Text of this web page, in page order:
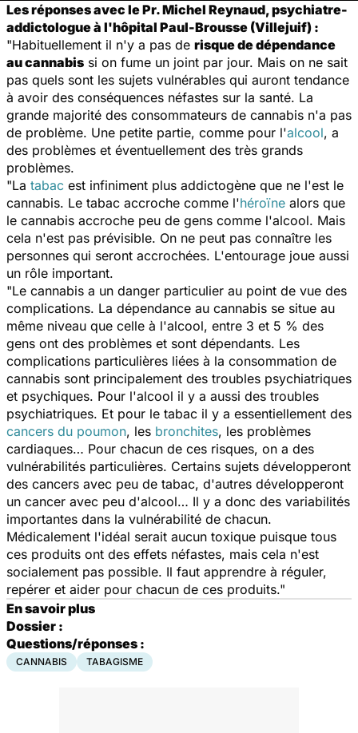
Les réponses avec le Pr. Michel Reynaud, psychiatre-
addictologue à l'hôpital Paul-Brousse (Villejuif) :
"Habituellement il n'y a pas de risque de dépendance
au cannabis si on fume un joint par jour. Mais on ne sait
pas quels sont les sujets vulnérables qui auront tendance
à avoir des conséquences néfastes sur la santé. La
grande majorité des consommateurs de cannabis n'a pas
de problème. Une petite partie, comme pour l'alcool, a
des problèmes et éventuellement des très grands
problèmes.
"La tabac est infiniment plus addictogène que ne l'est le
cannabis. Le tabac accroche comme l'héroïne alors que
le cannabis accroche peu de gens comme l'alcool. Mais
cela n'est pas prévisible. On ne peut pas connaître les
personnes qui seront accrochées. L'entourage joue aussi
un rôle important.
"Le cannabis a un danger particulier au point de vue des
complications. La dépendance au cannabis se situe au
même niveau que celle à l'alcool, entre 3 et 5 % des
gens ont des problèmes et sont dépendants. Les
complications particulières liées à la consommation de
cannabis sont principalement des troubles psychiatriques
et psychiques. Pour l'alcool il y a aussi des troubles
psychiatriques. Et pour le tabac il y a essentiellement des
cancers du poumon, les bronchites, les problèmes
cardiaques… Pour chacun de ces risques, on a des
vulnérabilités particulières. Certains sujets développeront
des cancers avec peu de tabac, d'autres développeront
un cancer avec peu d'alcool… Il y a donc des variabilités
importantes dans la vulnérabilité de chacun.
Médicalement l'idéal serait aucun toxique puisque tous
ces produits ont des effets néfastes, mais cela n'est
socialement pas possible. Il faut apprendre à réguler,
repérer et aider pour chacun de ces produits."
En savoir plus
Dossier :
Questions/réponses :
CANNABIS TABAGISME